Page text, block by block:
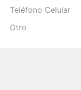
Teléfono Celular
Otro